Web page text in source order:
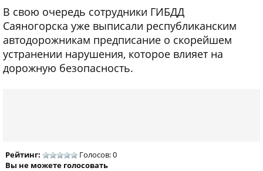
В свою очередь сотрудники ГИБДД
Саяногорска уже выписали республиканским
автодорожникам предписание о скорейшем
устранении нарушения, которое влияет на
дорожную безопасность.
Рейтинг:
Голосов: 0
Вы не можете голосовать